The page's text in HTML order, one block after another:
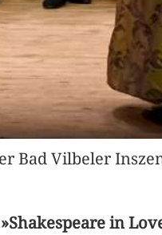
Bad Vilbeler
in